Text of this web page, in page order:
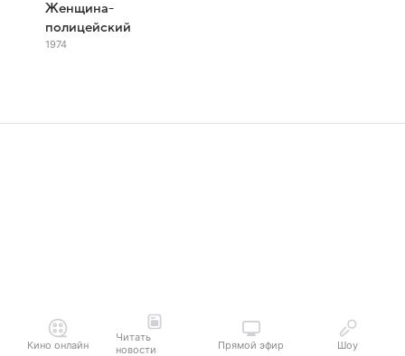
Женщина-
полицейский
1974
Кино онлайн
Читать
новости
Прямой эфир Шоу